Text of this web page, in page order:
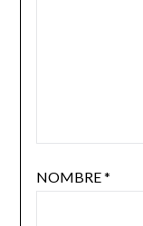
NOMBRE*